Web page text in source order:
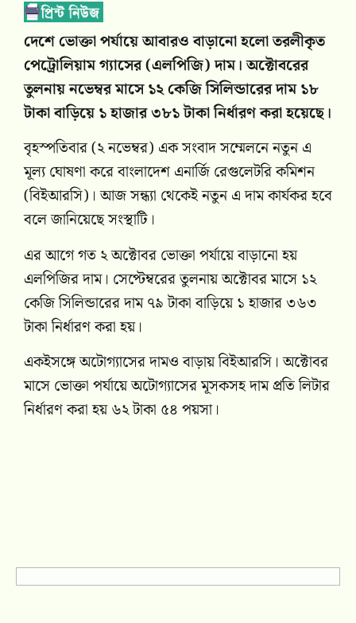
দেশে ভোক্তা পর্যায়ে আবারও বাড়ানো হলো তরলীকৃত
পেট্রোলিয়াম গ্যাসের (এলপিজি) দাম। অক্টোবরের
তুলনায় নভেম্বর মাসে ১২ কেজি সিলিন্ডারের দাম ১৮
টাকা বাড়িয়ে ১ হাজার ৩৮১ টাকা নির্ধারণ করা হয়েছে।
বৃহস্পতিবার (২ নভেম্বর) এক সংবাদ সম্মেলনে নতুন এ
মূল্য ঘোষণা করে বাংলাদেশ এনার্জি রেগুলেটরি কমিশন
(বিইআরসি)। আজ সন্ধ্যা থেকেই নতুন এ দাম কার্যকর হবে
বলে জানিয়েছে সংস্থাটি।
এর আগে গত ২ অক্টোবর ভোক্তা পর্যায়ে বাড়ানো হয়
এলপিজির দাম। সেপ্টেম্বরের তুলনায় অক্টোবর মাসে ১২
কেজি সিলিন্ডারের দাম ৭৯ টাকা বাড়িয়ে ১ হাজার ৩৬৩
টাকা নির্ধারণ করা হয়।
একইসঙ্গে অটোগ্যাসের দামও বাড়ায় বিইআরসি। অক্টোবর
মাসে ভোক্তা পর্যায়ে অটোগ্যাসের মূসকসহ দাম প্রতি লিটার
নির্ধারণ করা হয় ৬২ টাকা ৫৪ পয়সা।